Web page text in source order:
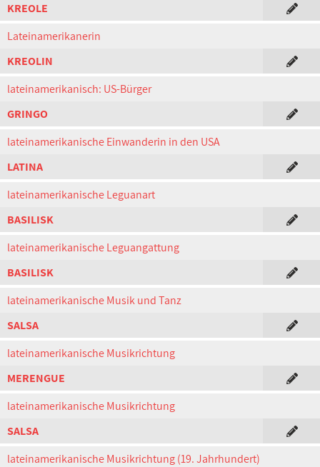
KREOLE
Lateinamerikanerin
KREOLIN
lateinamerikanisch: US-Bürger
GRINGO
lateinamerikanische Einwanderin in den USA
LATINA
lateinamerikanische Leguanart
BASILISK
lateinamerikanische Leguangattung
BASILISK
lateinamerikanische Musik und Tanz
SALSA
lateinamerikanische Musikrichtung
MERENGUE
lateinamerikanische Musikrichtung
SALSA
lateinamerikanische Musikrichtung (19. Jahrhundert)